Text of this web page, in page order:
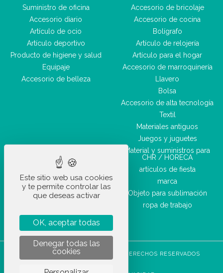
Suministro de oficina
Accesorio diario
Artículo de ocio
Artículo deportivo
Producto de higiene y salud
Equipaje
Accesorio de belleza
Accesorio de bricolaje
Accesorio de cocina
Bolígrafo
Artículo de relojería
Artículo para el hogar
Accesorio de marroquinería
Llavero
Bolsa
Accesorio de alta tecnología
Textil
Materiales antiguos
Juegos y juguetes
Material y suministros para
CHR / HORECA
artículos de fiesta
marca
Objeto para sublimación
ropa de trabajo
STOCKETIK © 2023 - TODOS LOS DERECHOS RESERVADOS
Este sitio web usa cookies
y te permite controlar las
que deseas activar
OK, aceptar todas
Denegar todas las
cookies